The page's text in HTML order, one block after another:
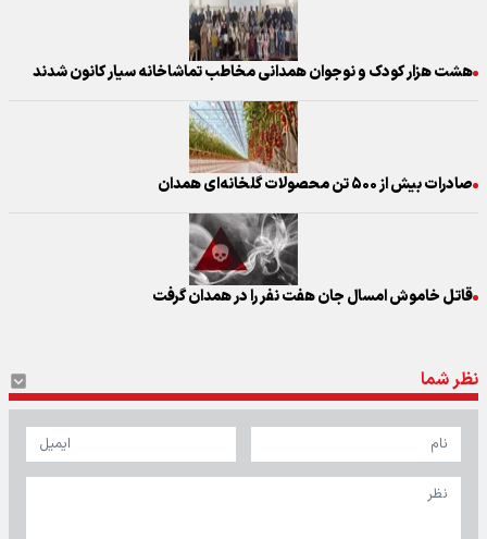
هشت هزار کودک و نوجوان همدانی مخاطب تماشاخانه سیار کانون شدند
صادرات بیش از ۵۰۰ تن محصولات گلخانه‌ای همدان
قاتل خاموش امسال جان هفت نفر را در همدان گرفت
نظر شما